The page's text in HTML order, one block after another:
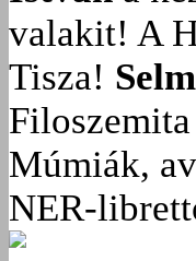
valakit! A
Tisza!
Múmiák,
NER-